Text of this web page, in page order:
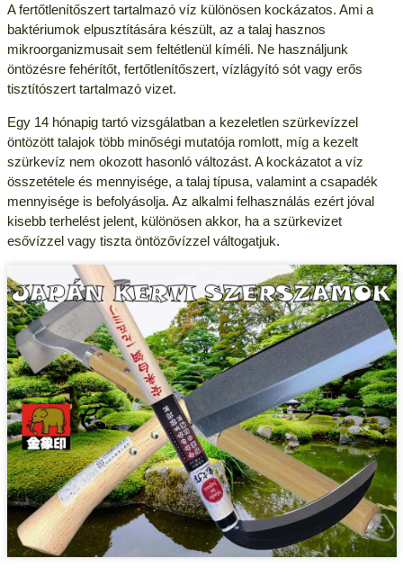
A fertőtlenítőszert tartalmazó víz különösen kockázatos. Ami a
baktériumok elpusztítására készült, az a talaj hasznos
mikroorganizmusait sem feltétlenül kíméli. Ne használjunk
öntözésre fehérítőt, fertőtlenítőszert, vízlágyító sót vagy erős
tisztítószert tartalmazó vizet.
Egy 14 hónapig tartó vizsgálatban a kezeletlen szürkevízzel
öntözött talajok több minőségi mutatója romlott, míg a kezelt
szürkevíz nem okozott hasonló változást. A kockázatot a víz
összetétele és mennyisége, a talaj típusa, valamint a csapadék
mennyisége is befolyásolja. Az alkalmi felhasználás ezért jóval
kisebb terhelést jelent, különösen akkor, ha a szürkevizet
esővízzel vagy tiszta öntözővízzel váltogatjuk.